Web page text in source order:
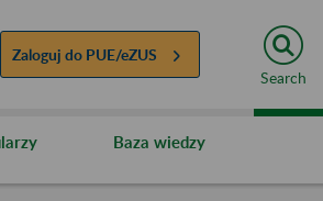
Zaloguj do PUE/eZUS
Search
Baza wiedzy